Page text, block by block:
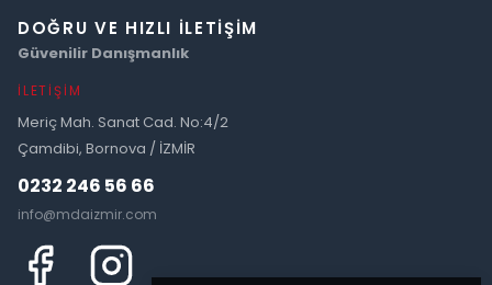
DOĞRU VE HIZLI İLETIŞIM
Güvenilir Danışmanlık
İLETIŞIM
Meriç Mah. Sanat Cad. No:4/2
Çamdibi, Bornova / İZMİR
0232 246 56 66
info@mdaizmir.com